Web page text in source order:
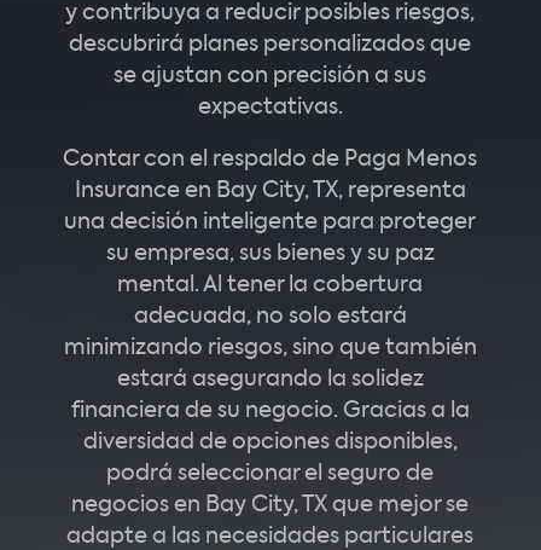
y contribuya a reducir posibles riesgos,
descubrirá planes personalizados que
se ajustan con precisión a sus
expectativas.
Contar con el respaldo de Paga Menos
Insurance en Bay City, TX, representa
una decisión inteligente para proteger
su empresa, sus bienes y su paz
mental. Al tener la cobertura
adecuada, no solo estará
minimizando riesgos, sino que también
estará asegurando la solidez
financiera de su negocio. Gracias a la
diversidad de opciones disponibles,
podrá seleccionar el seguro de
negocios en Bay City, TX que mejor se
adapte a las necesidades particulares